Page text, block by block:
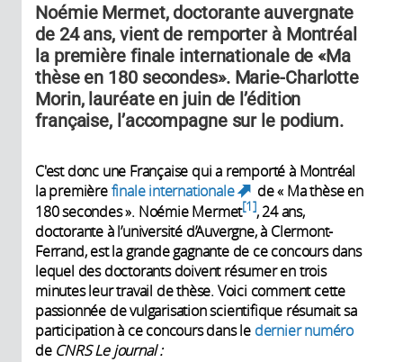
Noémie Mermet, doctorante auvergnate
de 24 ans, vient de remporter à Montréal
la première finale internationale de «Ma
thèse en 180 secondes». Marie-Charlotte
Morin, lauréate en juin de l’édition
française, l’accompagne sur le podium.
C'est donc une Française qui a remporté à Montréal
la premièrefinale internationale (link is external)
de « Ma thèse en
180 secondes ». Noémie Mermet 1 , 24 ans,
doctorante à l’université d’Auvergne, à Clermont-
Ferrand, est la grande gagnante de ce concours dans
lequel des doctorants doivent résumer en trois
minutes leur travail de thèse. Voici comment cette
passionnée de vulgarisation scientifique résumait sa
participation à ce concours dans le dernier numéro
de CNRSLe journal :